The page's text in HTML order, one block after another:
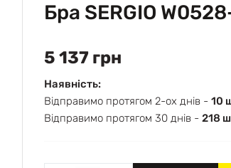
Бра SERGIO
5 137 грн
Наявність:
Відправимо протягом 2-ох днів - 10
Відправимо протягом 30 днів - 218